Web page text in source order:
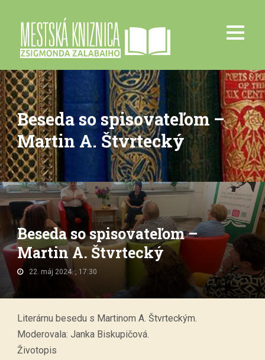
Beseda so spisovateľom –
Martin A. Štvrtecký
Beseda so spisovateľom –
Martin A. Štvrtecký
22. máj 2024. , 17:30
Literárnu besedu s Martinom A. Štvrteckým.
Moderovala: Janka Biskupičová.
Životopis